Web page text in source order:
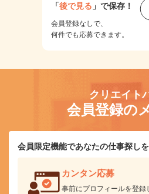
「後で見る 」で保存！
会員登録なしで、
何件でも応募できます。
クリエイト
会員登録の
会員限定機能であなたの仕事探し
カンタン応募
事前にプロフィールを登